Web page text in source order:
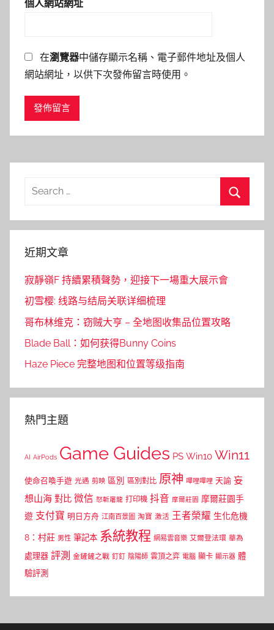
個人網站網址
在瀏覽器中儲存顯示名稱、電子郵件地址及個人
網站網址，以供下次發佈留言時使用。
Search
近期文章
寂靜嶺F 持續累積聲勢，迎接下一場重大展示會
初雪樱: 线路与结局关联详细梳理
哥布林维克：窃贼大亨 – 全地图收集品位置攻略
Blade Ball：如何获得Bunny Coins
Haze Piece 完整地图和位置等级指南
熱門主題
AI AirPods Game Guides PS Win10 Win11
使命召喚手遊 光遇 剪映 區別 區別對比 原神 嗶哩嗶哩 天諭 妄
想山海 對比 微信 怒斬屠龍 打印機 抖音 摩爾莊園 摩爾莊園手
遊 支付寶 明日方舟 江南百景圖 淘寶 激活 王者榮耀 生化危機
8：村莊 男性 筆記本 系統教程 網易雲音樂 艾爾登法環 華為
處理器 評測 金鏟鏟之戰 釘釘 陰陽師 雲頂之弈 電腦 顯卡 顯示器 體
驗評測